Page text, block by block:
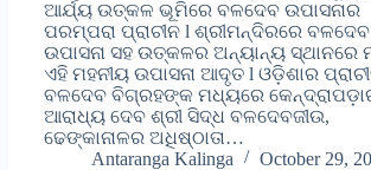
ଆର୍ଯ୍ୟ ଉତ୍କଳ ଭୂମିରେ ବଳଦେବ ଉପାସନାର
ପରମ୍ପରା ପ୍ରାଚୀନ l ଶ୍ରୀମନ୍ଦିରରେ ବଳଦେବ
ଉପାସନା ସହ ଉତ୍କଳର ଅନ୍ୟାନ୍ୟ ସ୍ଥାନରେ
ଏହି ମହନୀୟ ଉପାସନା ଆଦୃତ l ଓଡ଼ିଶାର
ବଳଦେବ ବିଗ୍ରହଙ୍କ ମଧ୍ୟରେ
ଆରାଧ୍ୟ ଦେବ ଶ୍ରୀ ସିଦ୍ଧ ବଳଦେବଜୀଉ,
ଢେଙ୍କାନାଳର ଅଧିଷ୍ଠାତା…
Antaranga Kalinga
October 29,